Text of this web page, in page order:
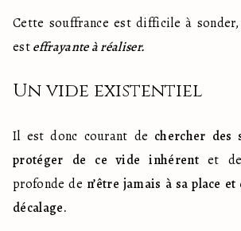
Cette souffrance est difficile à
est effrayante à réaliser.
Un vide existentiel
Il est donc courant de chercher des
protéger de ce vide inhérent et de
profonde de n’être jamais à sa place
décalage.